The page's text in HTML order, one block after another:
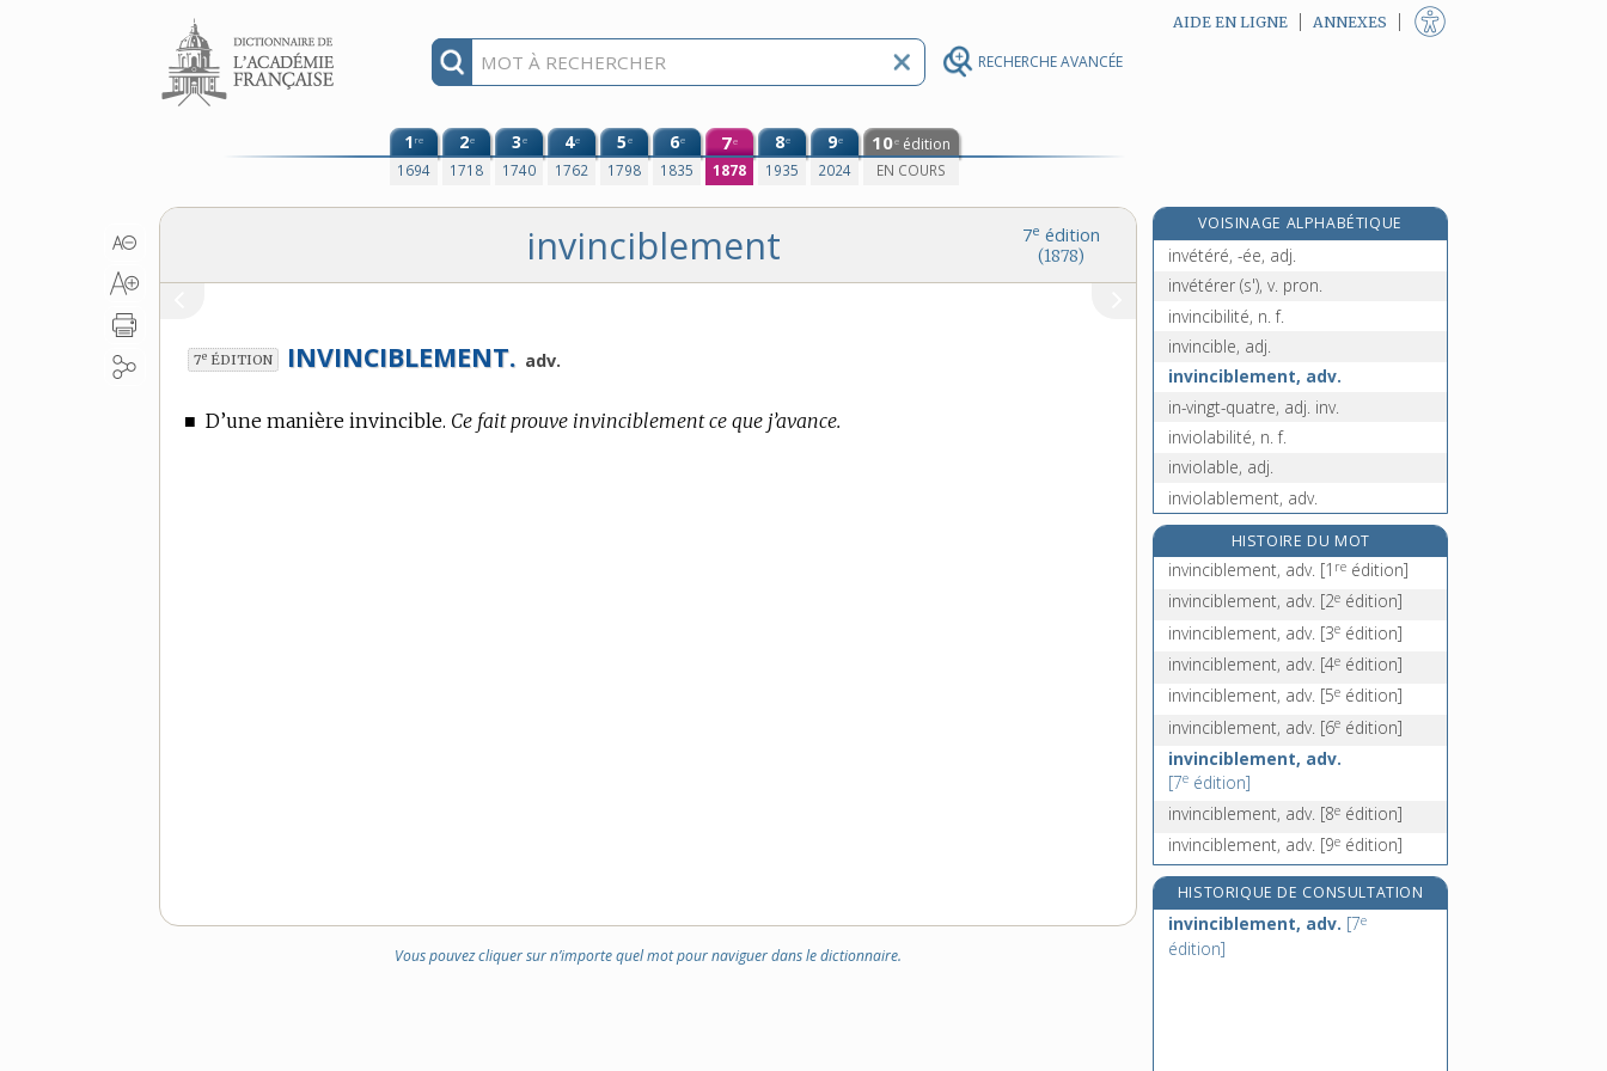
RECHERCHE AVANCÉE
Aller au contenu AIDE EN LIGNE ANNEXES
1re
1694
2e
1718
3e
1740
4e
1762
5e
1798
6e
1835
7e
1878
8e
1935
9e
2024
10e édition
EN COURS
7e édition
(1878)
invinciblement
7e ÉDITION INVINCIBLEMENT. adv.
■ D’une manière invincible. Ce fait prouve invinciblement ce que j’avance.
Vous pouvez cliquer sur n’importe quel mot pour naviguer dans le dictionnaire.
VOISINAGE ALPHABÉTIQUE
investiture, n. f.
invétéré, -ée, adj.
invétérer (s'), v. pron.
invincibilité, n. f.
invincible, adj.
invinciblement, adv.
in-vingt-quatre, adj. inv.
inviolabilité, n. f.
inviolable, adj.
inviolablement, adv.
inviolé, -ée, adj.
invisibilité, n. f.
invitant, -ante, adj.
HISTOIRE DU MOT
invinciblement, adv. [1 re édition]
invinciblement, adv. [2e édition]
invinciblement, adv. [3e édition]
invinciblement, adv. [4e édition]
invinciblement, adv. [5e édition]
invinciblement, adv. [6e édition]
invinciblement, adv.
[7e édition]
invinciblement, adv. [8e édition]
invinciblement, adv. [9e édition]
HISTORIQUE DE CONSULTATION
invinciblement, adv. [7e
édition]